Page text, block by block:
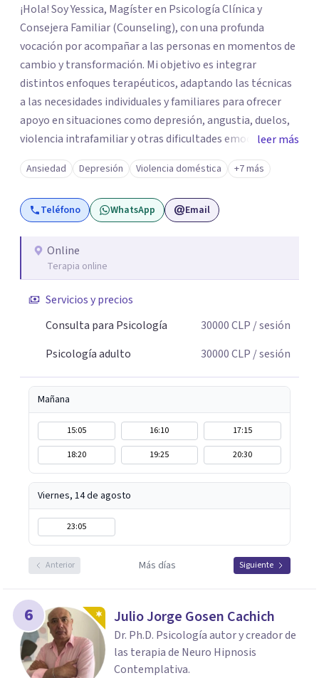
¡Hola! Soy Yessica, Magíster en Psicología Clínica y
Consejera Familiar (Counseling), con una profunda
vocación por acompañar a las personas en momentos de
cambio y transformación. Mi objetivo es integrar
distintos enfoques terapéuticos, adaptando las técnicas
a las necesidades individuales y familiares para ofrecer
apoyo en situaciones como depresión, angustia, duelos,
violencia intrafamiliar y otras dificultades emocionales,
tanto a nivel individual, de pareja o familiar. Cuento con
más de 10 años de experiencia profesional en consulta
privada y en diversas instituciones de salud mental,
trabajando con adolescentes, adultos jóvenes, adultos y
Psicoterapia Sistémica, una metodología que considera
las dinámicas y relaciones dentro de cada sistema
técnicas como la Terapia Breve Sistémica y la Terapia
Enfocada en Soluciones, busco comprender cómo los
persona, promoviendo un cambio duradero, significativo
y orientado a los recursos.
leer más
Ansiedad Depresión Violencia doméstica +7 más
Teléfono WhatsApp Email
Online
Terapia online
Servicios y precios
Consulta para Psicología
30000CLP / sesión
Psicología adulto
30000CLP / sesión
Mañana
15:05 16:10
17:15
18:20
19:25 20:30
Viernes, 14 de agosto
23:05
Anterior Más días Siguiente
6 Julio Jorge Gosen Cachich
Dr. Ph.D. Psicología autor y creador de
las terapia de Neuro Hipnosis
Contemplativa.